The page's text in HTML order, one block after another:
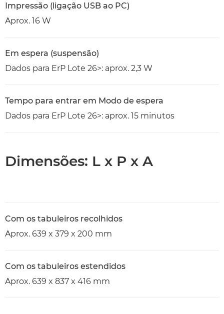
Impressão (ligação USB ao PC)
Aprox. 16 W
Em espera (suspensão)
Dados para ErP Lote 26>: aprox. 2,3 W
Tempo para entrar em Modo de espera
Dados para ErP Lote 26>: aprox. 15 minutos
Dimensões: L x P x A
Com os tabuleiros recolhidos
Aprox. 639 x 379 x 200 mm
Com os tabuleiros estendidos
Aprox. 639 x 837 x 416 mm